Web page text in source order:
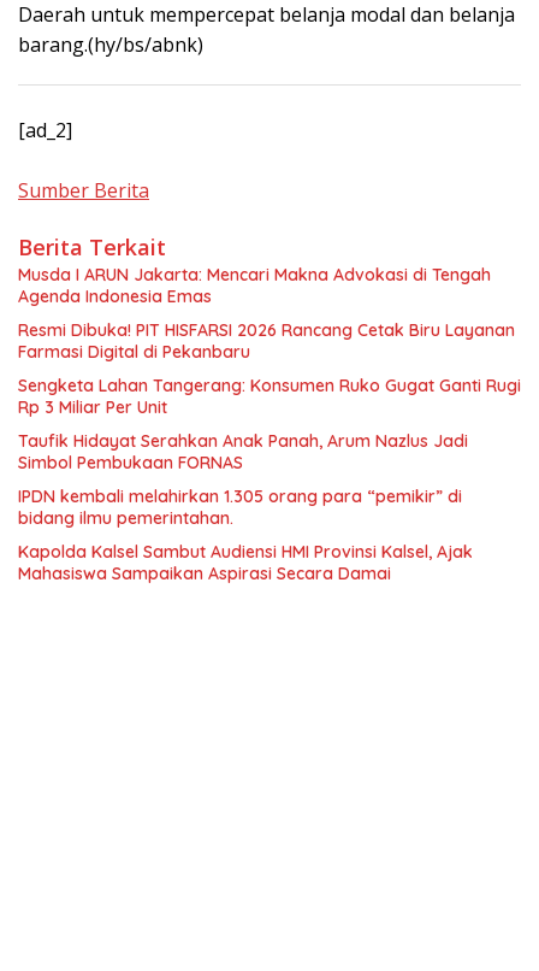
Daerah untuk mempercepat belanja modal dan belanja
barang.(hy/bs/abnk)
Reading
[ad_2]
Sumber Berita
Berita Terkait
Musda I ARUN Jakarta: Mencari Makna Advokasi di Tengah
Agenda Indonesia Emas
Resmi Dibuka! PIT HISFARSI 2026 Rancang Cetak Biru Layanan
Farmasi Digital di Pekanbaru
Sengketa Lahan Tangerang: Konsumen Ruko Gugat Ganti Rugi
Rp 3 Miliar Per Unit
Taufik Hidayat Serahkan Anak Panah, Arum Nazlus Jadi
Simbol Pembukaan FORNAS
IPDN kembali melahirkan 1.305 orang para “pemikir” di
bidang ilmu pemerintahan.
Kapolda Kalsel Sambut Audiensi HMI Provinsi Kalsel, Ajak
Mahasiswa Sampaikan Aspirasi Secara Damai